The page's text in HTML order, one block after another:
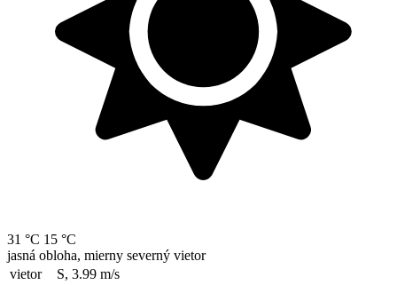
31 °C 15 °C
jasná obloha, mierny severný vietor
vietor
S, 3.99 m/s